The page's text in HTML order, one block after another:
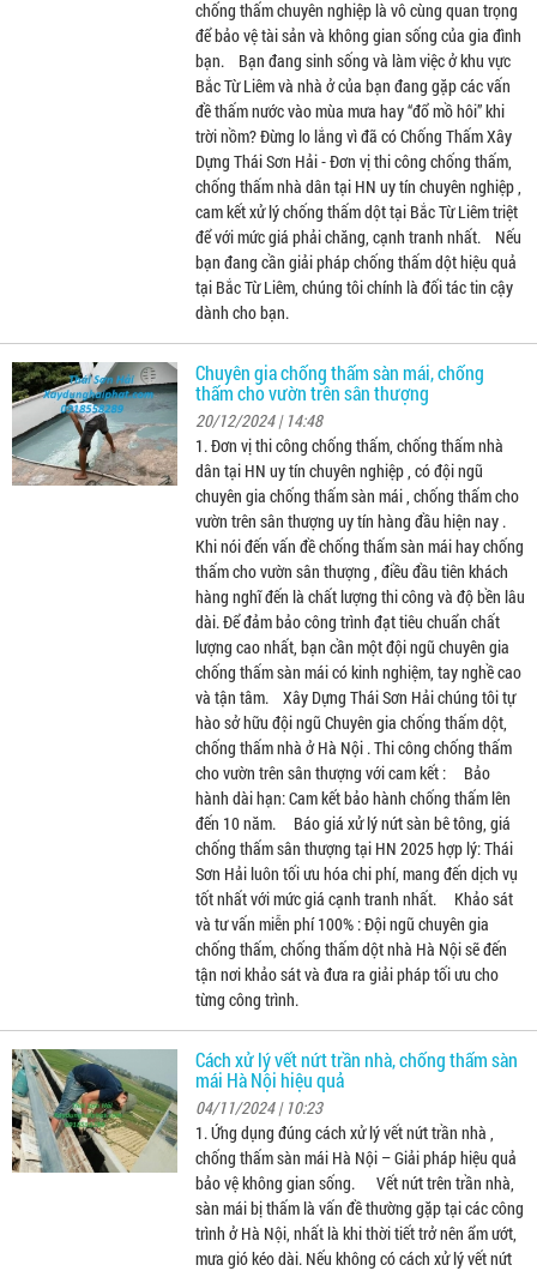
chống thấm chuyên nghiệp là vô cùng quan trọng
để bảo vệ tài sản và không gian sống của gia đình
bạn. Bạn đang sinh sống và làm việc ở khu vực
Bắc Từ Liêm và nhà ở của bạn đang gặp các vấn
đề thấm nước vào mùa mưa hay “đổ mồ hôi” khi
trời nồm? Đừng lo lắng vì đã có Chống Thấm Xây
Dựng Thái Sơn Hải - Đơn vị thi công chống thấm,
chống thấm nhà dân tại HN uy tín chuyên nghiệp ,
cam kết xử lý chống thấm dột tại Bắc Từ Liêm triệt
để với mức giá phải chăng, cạnh tranh nhất. Nếu
bạn đang cần giải pháp chống thấm dột hiệu quả
tại Bắc Từ Liêm, chúng tôi chính là đối tác tin cậy
dành cho bạn.
Chuyên gia chống thấm sàn mái, chống
thấm cho vườn trên sân thượng
20/12/2024 | 14:48
1. Đơn vị thi công chống thấm, chống thấm nhà
dân tại HN uy tín chuyên nghiệp , có đội ngũ
chuyên gia chống thấm sàn mái , chống thấm cho
vườn trên sân thượng uy tín hàng đầu hiện nay .
Khi nói đến vấn đề chống thấm sàn mái hay chống
thấm cho vườn sân thượng , điều đầu tiên khách
hàng nghĩ đến là chất lượng thi công và độ bền lâu
dài. Để đảm bảo công trình đạt tiêu chuẩn chất
lượng cao nhất, bạn cần một đội ngũ chuyên gia
chống thấm sàn mái có kinh nghiệm, tay nghề cao
và tận tâm. Xây Dựng Thái Sơn Hải chúng tôi tự
hào sở hữu đội ngũ Chuyên gia chống thấm dột,
chống thấm nhà ở Hà Nội . Thi công chống thấm
cho vườn trên sân thượng với cam kết : Bảo
hành dài hạn: Cam kết bảo hành chống thấm lên
đến 10 năm. Báo giá xử lý nứt sàn bê tông, giá
chống thấm sân thượng tại HN 2025 hợp lý: Thái
Sơn Hải luôn tối ưu hóa chi phí, mang đến dịch vụ
tốt nhất với mức giá cạnh tranh nhất. Khảo sát
và tư vấn miễn phí 100% : Đội ngũ chuyên gia
chống thấm, chống thấm dột nhà Hà Nội sẽ đến
tận nơi khảo sát và đưa ra giải pháp tối ưu cho
từng công trình.
Cách xử lý vết nứt trần nhà, chống thấm sàn
mái Hà Nội hiệu quả
04/11/2024 | 10:23
1. Ứng dụng đúng cách xử lý vết nứt trần nhà ,
chống thấm sàn mái Hà Nội – Giải pháp hiệu quả
bảo vệ không gian sống. Vết nứt trên trần nhà,
sàn mái bị thấm là vấn đề thường gặp tại các công
trình ở Hà Nội, nhất là khi thời tiết trở nên ẩm ướt,
mưa gió kéo dài. Nếu không có cách xử lý vết nứt